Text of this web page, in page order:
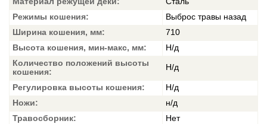
Режимы кошения:
Выброс травы назад
Ширина кошения, мм:
710
Высота кошения, мин-макс, мм:
Н/д
Количество положений высоты
кошения:
Н/д
Регулировка высоты кошения:
Н/д
Ножи:
н/д
Травосборник:
Нет